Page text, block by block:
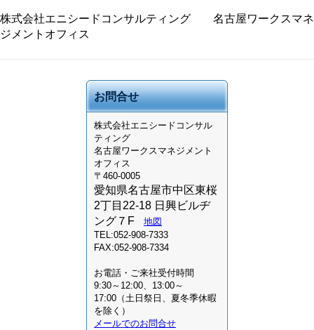
株式会社エニシードコンサルティング 名古屋ワークスマネ
ジメントオフィス
お問合せ
株式会社エニシードコンサル
ティング
名古屋ワークスマネジメント
オフィス
〒460-0005
愛知県名古屋市中区東桜
2丁目22-18 日興ビルヂ
ング７F
地図
TEL:052-908-7333
FAX:052-908-7334
お電話・ご来社受付時間
9:30～12:00、13:00～
17:00（土日祭日、夏冬季休暇
を除く）
メールでのお問合せ